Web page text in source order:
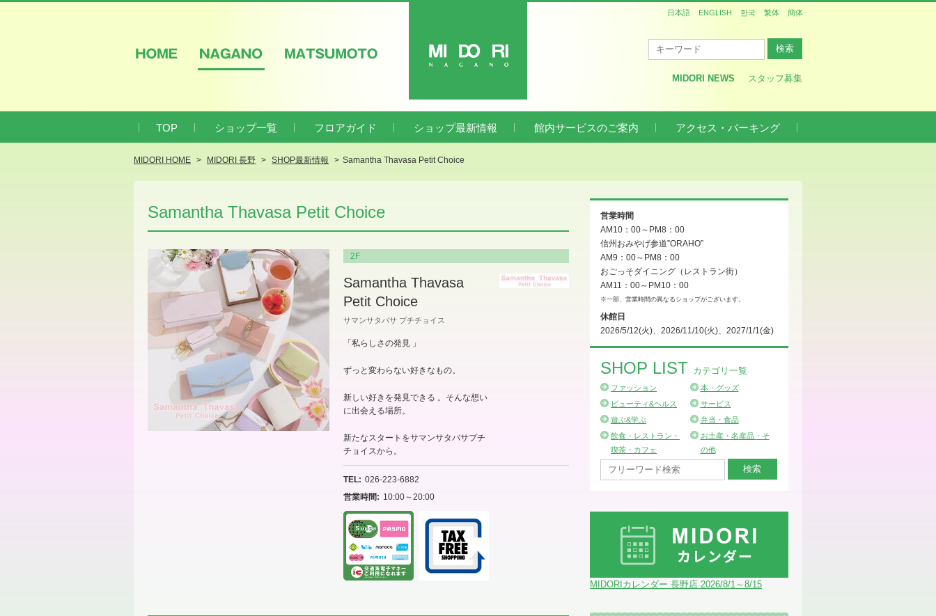
MIDORI NEWS
スタッフ募集
日本語 ENGLISH 한국 繁体 簡体
TOP ショップ一覧 フロアガイド ショップ最新情報 館内サービスのご案内 アクセス・パーキング
MIDORI HOME MIDORI 長野 SHOP最新情報 Samantha Thavasa Petit Choice
Samantha Thavasa Petit Choice
2F
Samantha Thavasa
Petit Choice
サマンサタバサ プチチョイス
「私らしさの発見 」
ずっと変わらない好きなもの。
新しい好きを発見できる 。そんな想い
に出会える場所。
新たなスタートをサマンサタバサプチ
チョイスから。
TEL
026-223-6882
営業時間
10:00～20:00
営業時間
AM10：00～PM8：00
信州おみやげ参道”ORAHO”
AM9：00～PM8：00
おごっそダイニング（レストラン街）
AM11：00～PM10：00
※一部、営業時間の異なるショップがございます。
休館日
2026/5/12(火)、2026/11/10(火)、2027/1/1(金)
SHOP LIST カテゴリ一覧
ファッション
本・グッズ
ビューティ&ヘルス
サービス
遊ぶ&学ぶ
弁当・食品
飲食・レストラン・
喫茶・カフェ
お土産・名産品・そ
の他
MIDORIカレンダー 長野店 2026/8/1～8/15